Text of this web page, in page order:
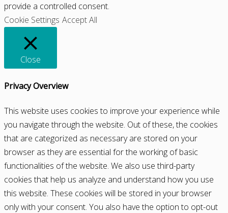
provide a controlled consent.
Cookie Settings Accept All
Close
Privacy Overview
This website uses cookies to improve your experience while
you navigate through the website. Out of these, the cookies
that are categorized as necessary are stored on your
browser as they are essential for the working of basic
functionalities of the website. We also use third-party
cookies that help us analyze and understand how you use
this website. These cookies will be stored in your browser
only with your consent. You also have the option to opt-out